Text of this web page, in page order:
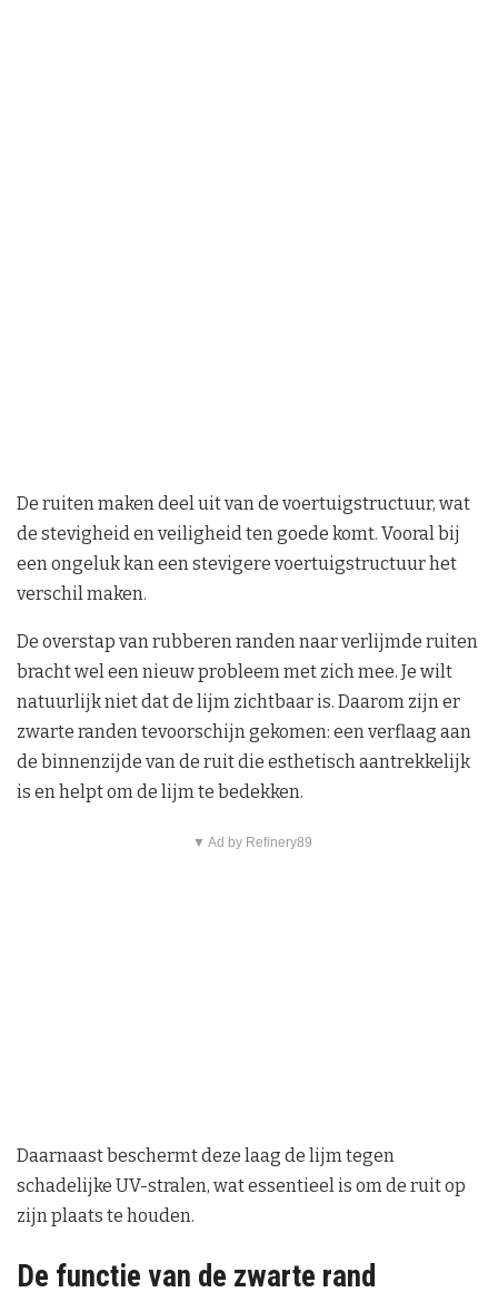
De ruiten maken deel uit van de voertuigstructuur, wat
de stevigheid en veiligheid ten goede komt. Vooral bij
een ongeluk kan een stevigere voertuigstructuur het
verschil maken.
De overstap van rubberen randen naar verlijmde ruiten
bracht wel een nieuw probleem met zich mee. Je wilt
natuurlijk niet dat de lijm zichtbaar is. Daarom zijn er
zwarte randen tevoorschijn gekomen: een verflaag aan
de binnenzijde van de ruit die esthetisch aantrekkelijk
is en helpt om de lijm te bedekken.
▼ Ad by Refinery89
Daarnaast beschermt deze laag de lijm tegen
schadelijke UV-stralen, wat essentieel is om de ruit op
zijn plaats te houden.
De functie van de zwarte rand